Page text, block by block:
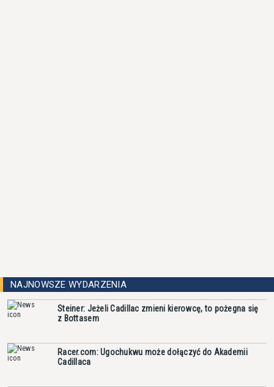
NAJNOWSZE WYDARZENIA
Steiner: Jeżeli Cadillac zmieni kierowcę, to pożegna się
z Bottasem
Racer.com: Ugochukwu może dołączyć do Akademii
Cadillaca